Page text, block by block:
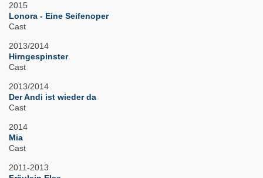
2015
Lonora - Eine Seifenoper
Cast
2013/2014
Hirngespinster
Cast
2013/2014
Der Andi ist wieder da
Cast
2014
Mia
Cast
2011-2013